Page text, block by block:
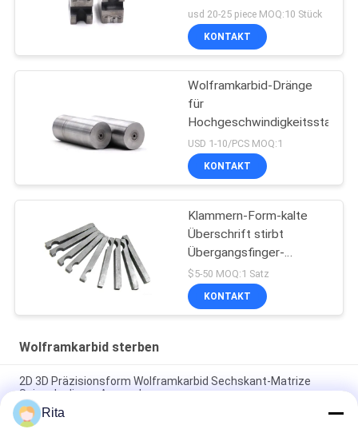
abnutzungsbeständig
und korrosionsbeständig
usd 20-25 piece MOQ:10 Stück
KONTAKT
Wolframkarbid-Dränge
für
USD 1-10/PCS MOQ:1
KONTAKT
Klammern-Form-kalte
Überschrift stirbt
Übergangsfinger-
Werkzeugmaschinen
$5-50 MOQ:1 Satz
KONTAKT
Wolframkarbid sterben
2D 3D Präzisionsform Wolframkarbid Sechskant-Matrize
Spiegelpolieren Anpassbar
Quadratisches HartmetallLochmatrize Arbeitsfläche
Rita